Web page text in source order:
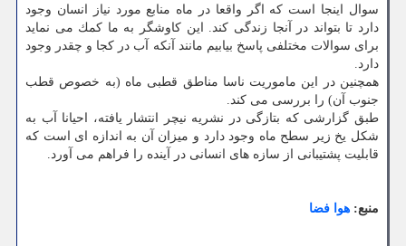
سوال اینجا است كه اگر واقعا در ماه منابع مورد نیاز انسان وجود
دارد تا بتواند در آنجا زندگی كند. این كاوشگر به ما كمك می نماید
برای سوالات مختلفی پاسخ بیابیم مانند آنكه آب در كجا و چقدر وجود
دارد.
همچنین در این ماموریت ناسا مناطق قطبی ماه (به خصوص قطب
جنوب آن) را بررسی می كند.
طبق گزارشی كه بتازگی در نشریه نیچر انتشار یافته، احیانا آب به
شكل یخ زیر سطح ماه وجود دارد و میزان آن به اندازه ای است كه
قابلیت پشتیبانی از سازه های انسانی در آینده را فراهم می آورد.
منبع: هوا فضا